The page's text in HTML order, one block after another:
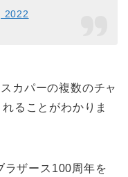
2022
カパーの複数のチャ
ることがわかりま
ラザース100周年を